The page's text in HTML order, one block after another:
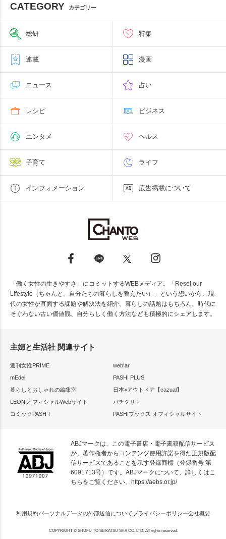
CATEGORY カテゴリー
総研 特集
連載 漫画
ニュース 占い
レシピ ビジネス
エンタメ ヘルス
子育て ライフ
インフォメーション 広告掲載について
「働く女性の生きやすさ」にコミットするWEBメディア。「Reset our
Lifestyle（ちゃんと、自分たちの暮らしを整えたい）」という想いから、現
代の女性が直面する課題や解決法を紹介。暮らしの話題はもちろん、時代に
そぐわない古い価値観、自分らしく働く方法なども積極的にシェアします。
主婦と生活社 関連サイト
週刊女性PRIME
web!ar
mEdel
PASH! PLUS
暮らしとおしゃれの編集室
日本×アウトドア【cazual】
LEON オフィシャルWebサイト
パチクリ！
コミックPASH！
PASH!ブックス オフィシャルサイト
ABJマークは、この電子書店・電子書籍配信サービス
が、著作権者からコンテンツ使用許諾を得た正規版配
信サービスであることを示す登録商標（登録番号 第
6091713号）です。ABJマークについて、詳しくはこ
ちらをご覧ください。 https://aebs.or.jp/
利用規約パーソナルデータの外部送信についてプライバシーポリシー会社概要
COPYRIGHT © SHUFU TO SEIKATSU SHA CO.,LTD. All rights reserved.